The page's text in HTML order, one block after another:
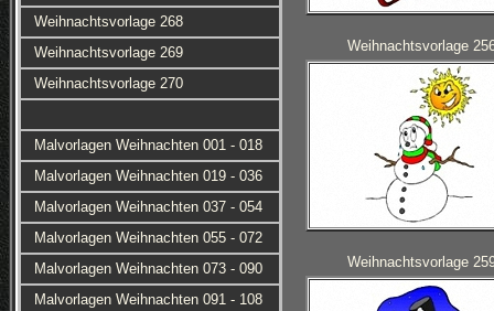
Weihnachtsvorlage 268
Weihnachtsvorlage 269
Weihnachtsvorlage 270
Malvorlagen Weihnachten 001 - 018
Malvorlagen Weihnachten 019 - 036
Malvorlagen Weihnachten 037 - 054
Malvorlagen Weihnachten 055 - 072
Malvorlagen Weihnachten 073 - 090
Malvorlagen Weihnachten 091 - 108
Weihnachtsvorlage
Weihnachtsvorlage